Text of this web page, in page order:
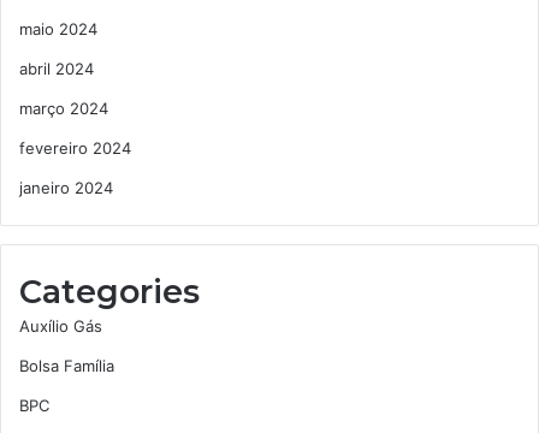
maio 2024
abril 2024
março 2024
fevereiro 2024
janeiro 2024
Categories
Auxílio Gás
Bolsa Família
BPC